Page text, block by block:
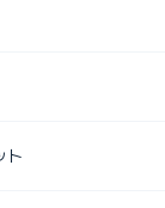
ト